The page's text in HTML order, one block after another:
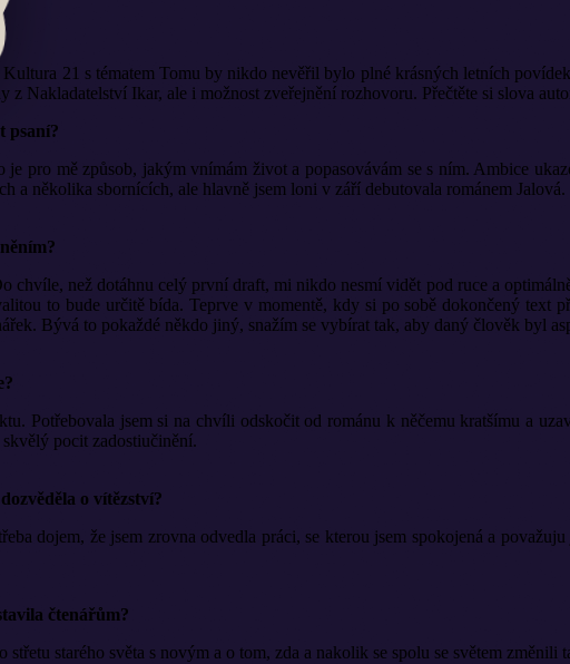
Kultura 21 s tématem Tomu by nikdo nevěřil bylo plné krásných letních
Nakladatelství Ikar, ale i možnost zveřejnění rozhovoru. Přečtěte si slova
psaní?
je pro mě způsob, jakým vnímám život a popasovávám se s ním. Ambice
a několika sbornících, ale hlavně jsem loni v září debutovala románem Jalová.
chvíle, než dotáhnu celý první draft, mi nikdo nesmí vidět pod ruce a
to bude určitě bída. Teprve v momentě, kdy si po sobě dokončený text
Bývá to pokaždé někdo jiný, snažím se vybírat tak, aby daný člověk byl
Potřebovala jsem si na chvíli odskočit od románu k něčemu kratšímu a
pocit zadostiučinění.
o vítězství?
dojem, že jsem zrovna odvedla práci, se kterou jsem spokojená a
čtenářům?
starého světa s novým a o tom, zda a nakolik se spolu se světem změnili